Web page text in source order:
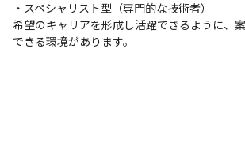
・スペシャリスト型（専門的な技術者）
希望のキャリアを形成し活躍できるように、
できる環境があります。